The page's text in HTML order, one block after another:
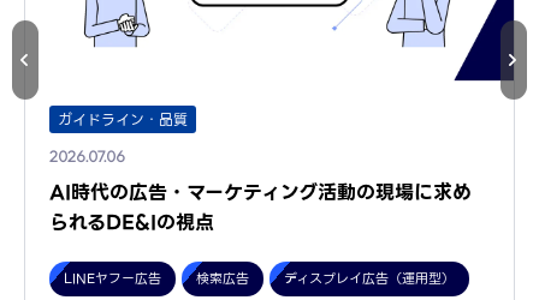
ガイドライン・品質
2026.07.06
AI時代の広告・マーケティング活動の現場に求め
られるDE&Iの視点
LINEヤフー広告 検索広告 ディスプレイ広告（運用型）